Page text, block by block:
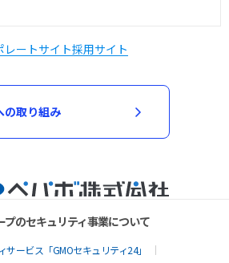
レートサイト採用サイト
の取り組み
プのセキュリティ事業について
ービス「GMOセキュリティ24」